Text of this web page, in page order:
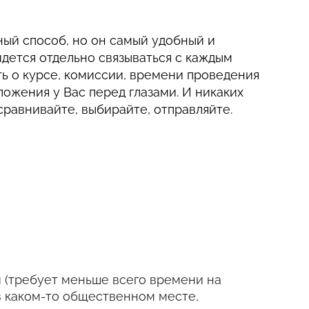
способ, но он самый удобный и
отдельно связываться с каждым
о курсе, комиссии, времени проведения
у Вас перед глазами. И никаких
выбирайте, отправляйте.
меньше всего времени на
каком-то общественном месте,